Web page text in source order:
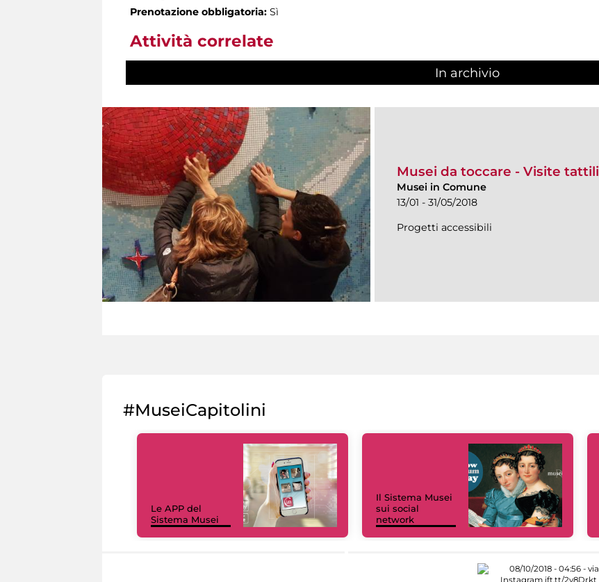
Prenotazione obbligatoria: Sì
Attività correlate
In archivio
Musei da toccare - Visite tattili
Musei in Comune
13/01 - 31/05/2018
Progetti accessibili
#MuseiCapitolini
Le APP del
Sistema Musei
Il Sistema Musei
sui social
network